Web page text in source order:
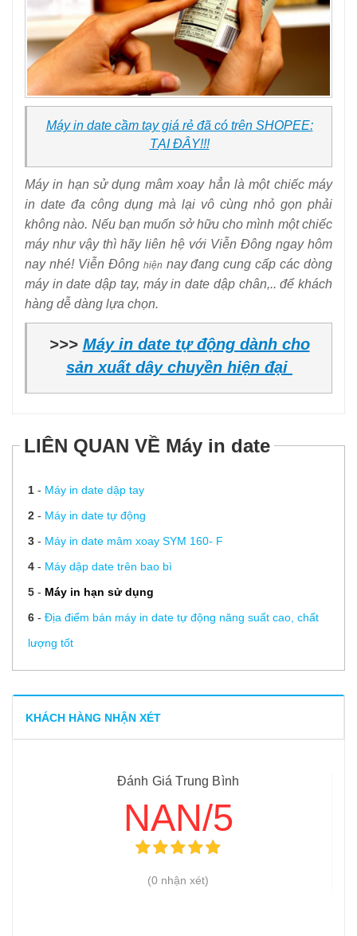
Máy in date cầm tay giá rẻ đã có trên SHOPEE:
TẠI ĐÂY!!!
Máy in hạn sử dụng mâm xoay hẳn là một chiếc máy
in date đa công dụng mà lại vô cùng nhỏ gọn phải
không nào. Nếu bạn muốn sở hữu cho mình một chiếc
máy như vậy thì hãy liên hệ với Viễn Đông ngay hôm
nay nhé! Viễn Đông hiện nay đang cung cấp các dòng
máy in date dập tay, máy in date dập chân,.. để khách
hàng dễ dàng lựa chọn.
>>> Máy in date tự động dành cho
sản xuất dây chuyền hiện đại
LIÊN QUAN VỀ Máy in date
1- Máy in date dập tay
2- Máy in date tự động
3- Máy in date mâm xoay SYM 160- F
4- Máy dập date trên bao bì
5- Máy in hạn sử dụng
6- Địa điểm bán máy in date tự động năng suất cao, chất
lượng tốt
KHÁCH HÀNG NHẬN XÉT
Đánh Giá Trung Bình
NAN/5
(0 nhận xét)